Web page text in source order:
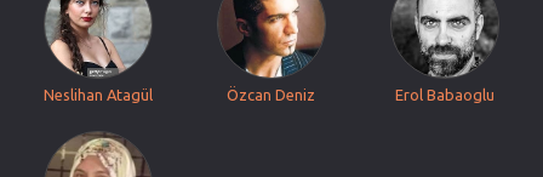
Neslihan Atagül Özcan Deniz Erol Babaoglu